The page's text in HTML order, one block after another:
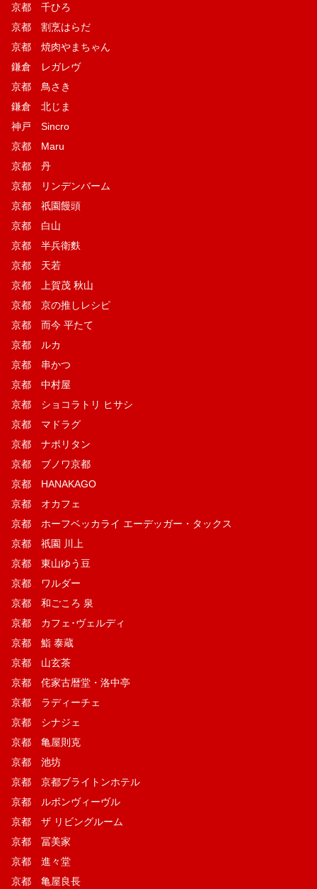
京都 千ひろ
京都 割烹はらだ
京都 焼肉やまちゃん
鎌倉 レガレヴ
京都 鳥さき
鎌倉 北じま
神戸 Sincro
京都 Maru
京都 丹
京都 リンデンバーム
京都 祇園饅頭
京都 白山
京都 半兵衛麩
京都 天若
京都 上賀茂 秋山
京都 京の推しレシピ
京都 而今 平たて
京都 ルカ
京都 串かつ
京都 中村屋
京都 ショコラトリ ヒサシ
京都 マドラグ
京都 ナポリタン
京都 ブノワ京都
京都 HANAKAGO
京都 オカフェ
京都 ホーフベッカライ エーデッガー・タックス
京都 祇園 川上
京都 東山ゆう豆
京都 ワルダー
京都 和ごころ 泉
京都 カフェ･ヴェルディ
京都 鮨 泰蔵
京都 山玄茶
京都 侘家古暦堂・洛中亭
京都 ラディーチェ
京都 シナジェ
京都 亀屋則克
京都 池坊
京都 京都ブライトンホテル
京都 ルボンヴィーヴル
京都 ザ リビングルーム
京都 冨美家
京都 進々堂
京都 亀屋良長